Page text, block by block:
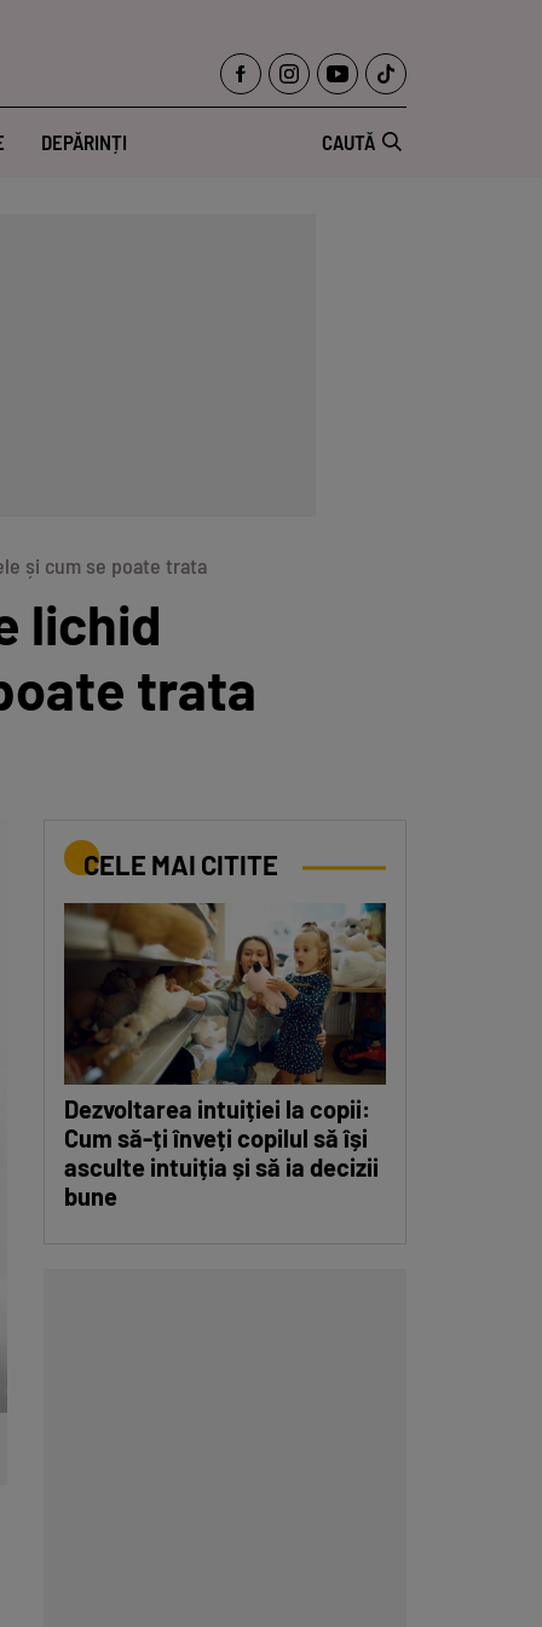
DEPĂRINȚI CAUTĂ
și cum se poate trata
lichid
trata
CELE MAI CITITE
Dezvoltarea intuiției la copii:
Cum să-ți înveți copilul să își
asculte intuiția și să ia decizii
bune